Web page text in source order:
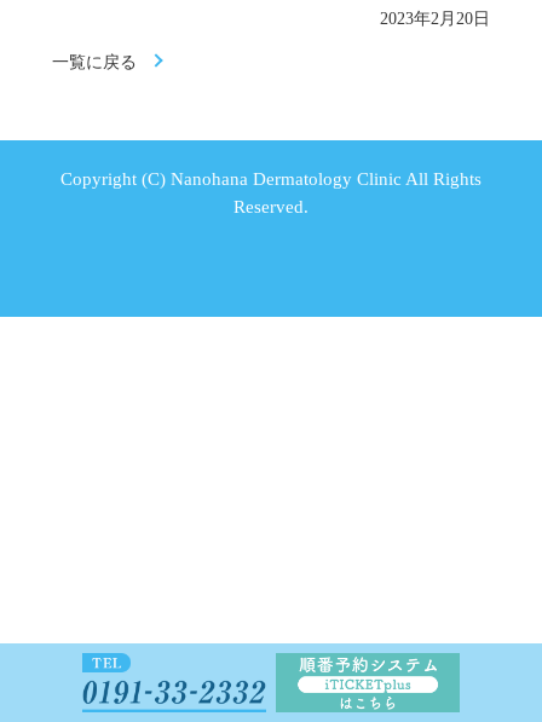
2023年2月20日
一覧に戻る
Copyright (C) Nanohana Dermatology Clinic All Rights
Reserved.